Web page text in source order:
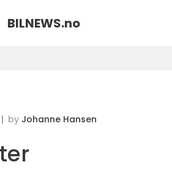
BILNEWS.no
by Johanne Hansen